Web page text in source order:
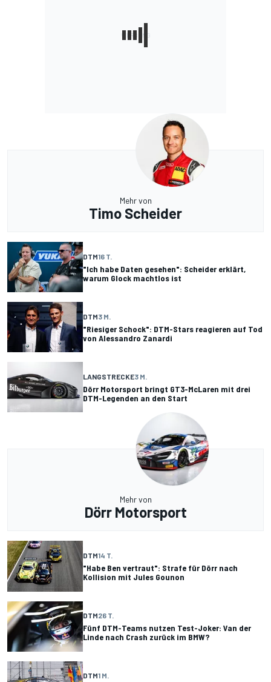
Mehr von
Timo Scheider
DTM16 T.
"Ich habe Daten gesehen": Scheider erklärt,
warum Glock machtlos ist
DTM3 M.
"Riesiger Schock": DTM-Stars reagieren auf Tod
von Alessandro Zanardi
LANGSTRECKE3 M.
Dörr Motorsport bringt GT3-McLaren mit drei
DTM-Legenden an den Start
Mehr von
Dörr Motorsport
DTM14 T.
"Habe Ben vertraut": Strafe für Dörr nach
Kollision mit Jules Gounon
DTM26 T.
Fünf DTM-Teams nutzen Test-Joker: Van der
Linde nach Crash zurück im BMW?
DTM1 M.